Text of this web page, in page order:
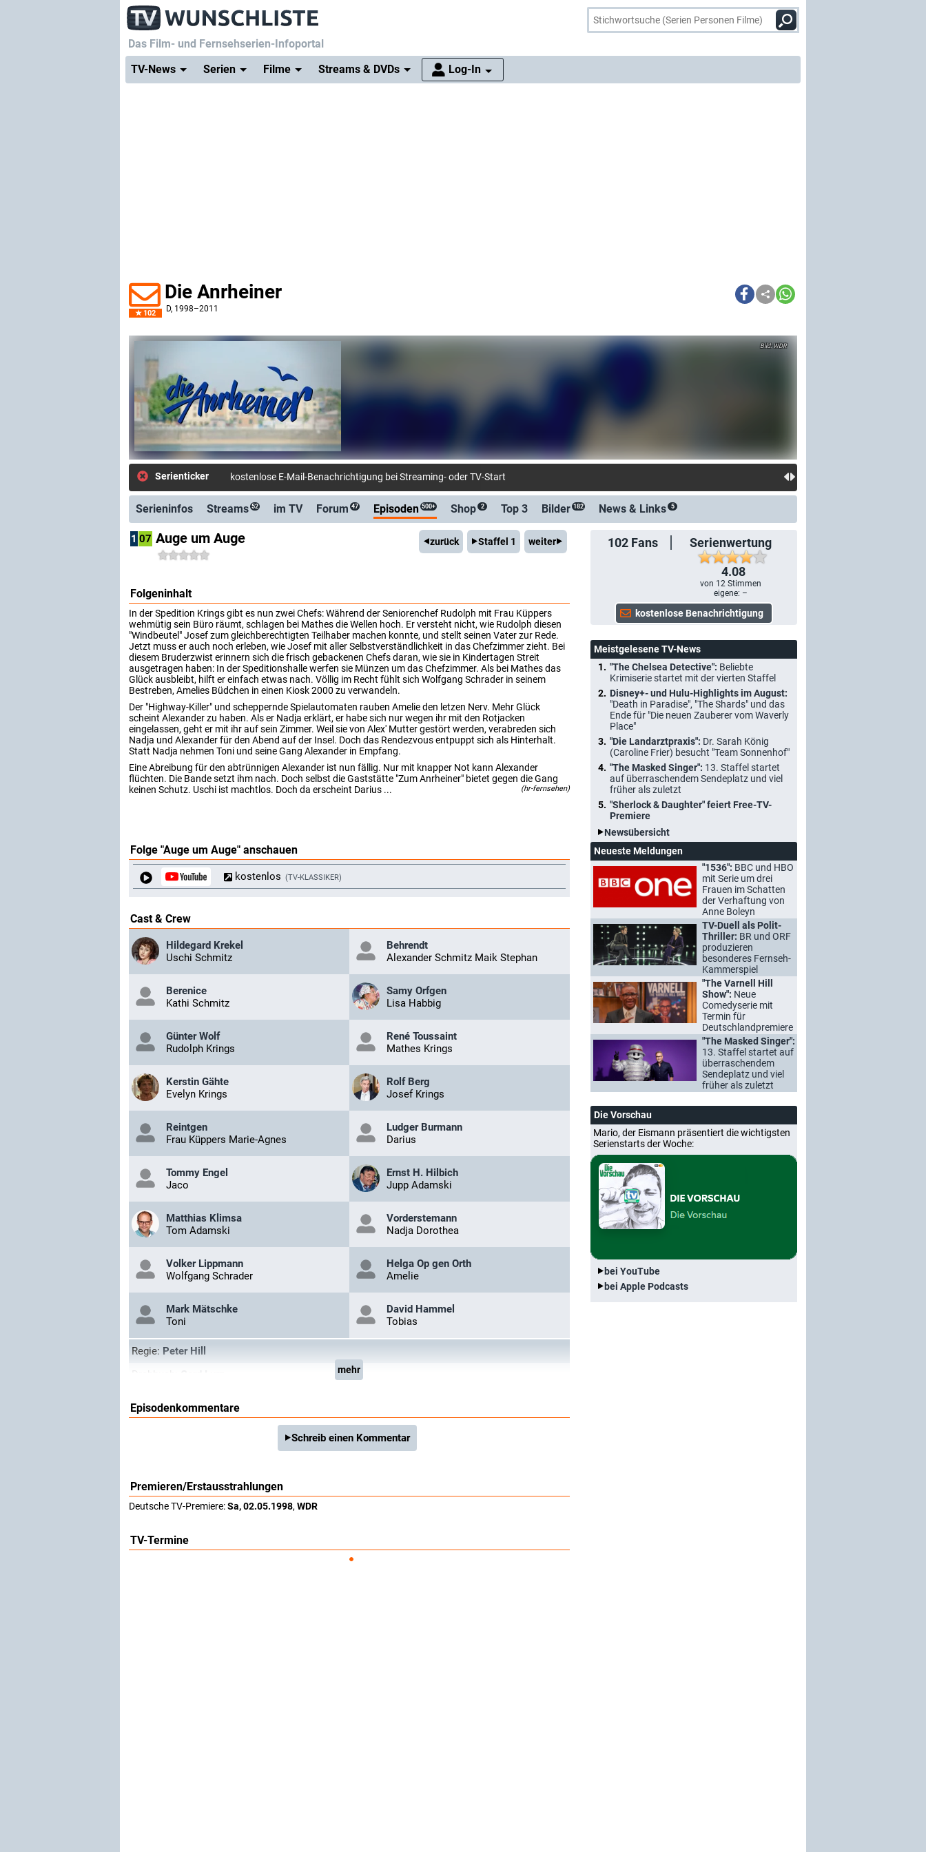
Das Film- und Fernsehserien-Infoportal
TV-News
Serien Filme Streams & DVDs Log-In
102
Die Anrheiner
D, 1998–2011
WDR
Serienticker kostenlose E-Mail-Bena
Serieninfos Streams 52 im TV Forum 47 Episoden 500+ Shop 2 Top 3 Bilder 182 News & Links 5
102 Fans
Serienwertung
4.08
von 12Stimmen
eigene: –
1 07 Auge um Auge zurück Staffel 1 weiter
Folgeninhalt
In der Spedition Krings gibt es nun zwei Chefs: Während der Seniorenchef Rudolph mit Frau Küppers
wehmütig sein Büro räumt, schlagen bei Mathes die Wellen hoch. Er versteht nicht, wie Rudolph diesen
"Windbeutel" Josef zum gleichberechtigten Teilhaber machen konnte, und stellt seinen Vater zur Rede.
Jetzt muss er auch noch erleben, wie Josef mit aller Selbstverständlichkeit in das Chefzimmer zieht. Bei
diesem Bruderzwist erinnern sich die frisch gebackenen Chefs daran, wie sie in Kindertagen Streit
ausgetragen haben: In der Speditionshalle werfen sie Münzen um das Chefzimmer. Als bei Mathes das
Glück ausbleibt, hilft er einfach etwas nach. Völlig im Recht fühlt sich Wolfgang Schrader in seinem
Bestreben, Amelies Büdchen in einen Kiosk 2000 zu verwandeln.
Der "Highway-Killer" und scheppernde Spielautomaten rauben Amelie den letzen Nerv. Mehr Glück
scheint Alexander zu haben. Als er Nadja erklärt, er habe sich nur wegen ihr mit den Rotjacken
eingelassen, geht er mit ihr auf sein Zimmer. Weil sie von Alex' Mutter gestört werden, verabreden sich
Nadja und Alexander für den Abend auf der Insel. Doch das Rendezvous entpuppt sich als Hinterhalt.
Statt Nadja nehmen Toni und seine Gang Alexander in Empfang.
Eine Abreibung für den abtrünnigen Alexander ist nun fällig. Nur mit knapper Not kann Alexander
flüchten. Die Bande setzt ihm nach. Doch selbst die Gaststätte "Zum Anrheiner" bietet gegen die Gang
keinen Schutz. Uschi ist machtlos. Doch da erscheint Darius ...
(hr-fernsehen)
Folge "Auge um Auge" anschauen
kostenlos TV-KLASSIKER
Cast & Crew
Hildegard Krekel
Uschi Schmitz
Behrendt
Alexander Schmitz Maik Stephan
Berenice
Kathi Schmitz
Samy Orfgen
Lisa Habbig
Günter Wolf
Rudolph Krings
René Toussaint
Mathes Krings
Kerstin Gähte
Evelyn Krings
Rolf Berg
Josef Krings
Reintgen
Frau Küppers Marie-Agnes
Ludger Burmann
Darius
Tommy Engel
Jaco
Ernst H. Hilbich
Jupp Adamski
Matthias Klimsa
Tom Adamski
Vorderstemann
Nadja Dorothea
Volker Lippmann
Wolfgang Schrader
Helga Op gen Orth
Amelie
Mark Mätschke
Toni
David Hammel
Tobias
Regie: Peter Hill
mehr
Episodenkommentare
Schreib einen Kommentar
Premieren/Erstausstrahlungen
Deutsche TV-Premiere:Sa, 02.05.1998, WDR
TV-Termine
Meistgelesene TV-News
"The Chelsea Detective": Beliebte
Krimiserie startet mit der vierten Staffel
Disney+- und Hulu-Highlights im August:
"Death in Paradise", "The Shards" und das
Ende für "Die neuen Zauberer vom Waverly
Place"
"Die Landarztpraxis": Dr. Sarah König
(Caroline Frier) besucht "Team Sonnenhof"
"The Masked Singer": 13. Staffel startet
auf überraschendem Sendeplatz und viel
früher als zuletzt
"Sherlock & Daughter" feiert Free-TV-
Premiere
Newsübersicht
Neueste Meldungen
"1536": BBC und HBO
mit Serie um drei
Frauen im Schatten
der Verhaftung von
Anne Boleyn
TV-Duell als Polit-
Thriller: BR und ORF
produzieren
besonderes Fernseh-
Kammerspiel
"The Varnell Hill
Show": Neue
Comedyserie mit
Termin für
Deutschlandpremiere
"The Masked Singer":
13. Staffel startet auf
überraschendem
Sendeplatz und viel
früher als zuletzt
Die Vorschau
Mario, der Eismann präsentiert die wichtigsten
Serienstarts der Woche:
bei YouTube
bei Apple Podcasts